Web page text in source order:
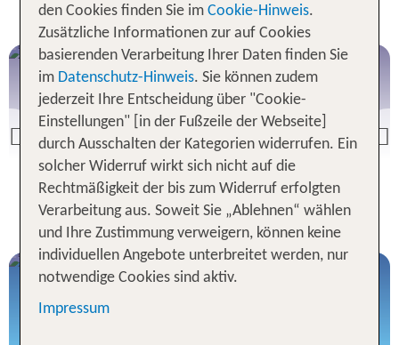
in Frankreich
Previous
Korsika
Urlaub auf Korsika buchen
Urlaub Südfrankreich
Sonne, Strand & Meer an Frankreichs
Mittelmeerküste
den Cookies finden Sie im Cookie-Hinweis.
Zusätzliche Informationen zur auf Cookies
basierenden Verarbeitung Ihrer Daten finden Sie
im Datenschutz-Hinweis. Sie können zudem
jederzeit Ihre Entscheidung über "Cookie-
Einstellungen" [in der Fußzeile der Webseite]
durch Ausschalten der Kategorien widerrufen. Ein
solcher Widerruf wirkt sich nicht auf die
Rechtmäßigkeit der bis zum Widerruf erfolgten
Verarbeitung aus. Soweit Sie „Ablehnen“ wählen
und Ihre Zustimmung verweigern, können keine
individuellen Angebote unterbreitet werden, nur
notwendige Cookies sind aktiv.
Impressum